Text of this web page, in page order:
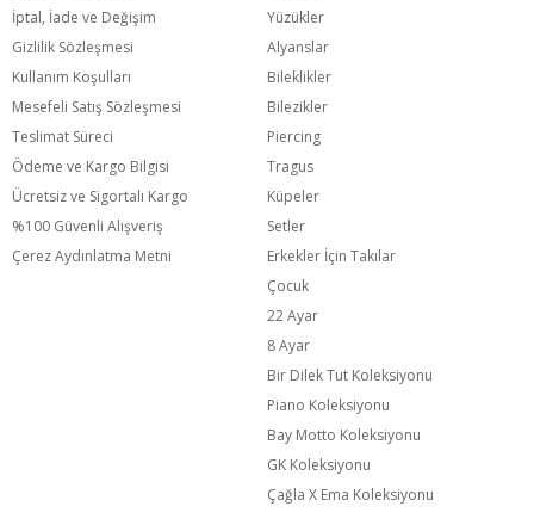
İptal, İade ve Değişim
Gizlilik Sözleşmesi
Kullanım Koşulları
Mesefeli Satış Sözleşmesi
Teslimat Süreci
Ödeme ve Kargo Bilgisi
Ücretsiz ve Sigortalı Kargo
%100 Güvenli Alışveriş
Çerez Aydınlatma Metni
Yüzükler
Alyanslar
Bileklikler
Bilezikler
Piercing
Tragus
Küpeler
Setler
Erkekler İçin Takılar
Çocuk
22 Ayar
8 Ayar
Bir Dilek Tut Koleksiyonu
Piano Koleksiyonu
Bay Motto Koleksiyonu
GK Koleksiyonu
Çağla X Ema Koleksiyonu